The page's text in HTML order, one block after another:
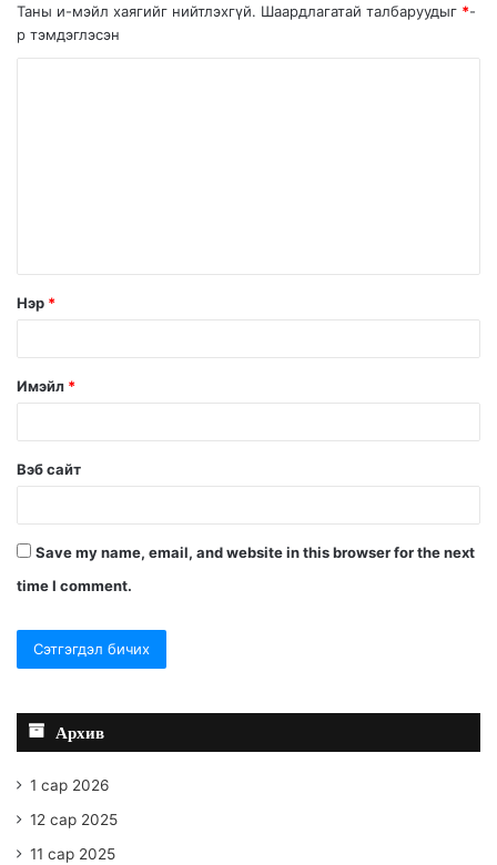
Таны и-мэйл хаягийг нийтлэхгүй. Шаардлагатай талбаруудыг *-
р тэмдэглэсэн
Нэр *
Имэйл *
Вэб сайт
Save my name, email, and website in this browser for the next
time I comment.
Архив
1 сар 2026
12 сар 2025
11 сар 2025